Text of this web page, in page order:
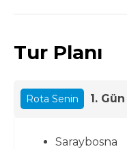
Tur Planı
Rota Senin 1. Gün
Saraybosna